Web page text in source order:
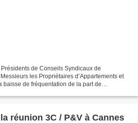
de Conseils Syndicaux de
les Propriétaires d’Appartements et
baisse de fréquentation de la part de
réunion 3C / P&V à Cannes